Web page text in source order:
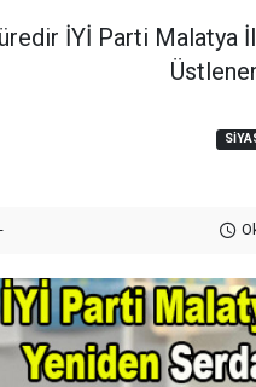
İYİ Parti Malatya İl